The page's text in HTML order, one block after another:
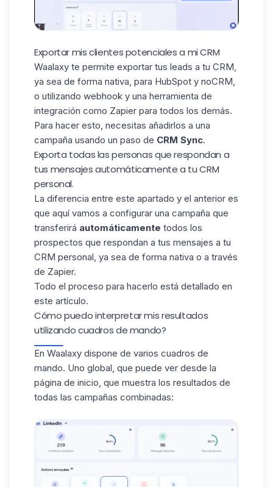
Exportar mis clientes potenciales a mi CRM
Waalaxy te permite exportar tus leads a tu CRM,
ya sea de forma nativa, para HubSpot y noCRM,
o utilizando webhook y una herramienta de
integración como Zapier para todos los demás.
Para hacer esto, necesitas añadirlos a una
campaña usando un paso de CRM Sync.
Exporta todas las personas que respondan a
tus mensajes automáticamente a tu CRM
personal.
La diferencia entre este apartado y el anterior es
que aquí vamos a configurar una campaña que
transferirá automáticamente todos los
prospectos que respondan a tus mensajes a tu
CRM personal, ya sea de forma nativa o a través
de Zapier.
Todo el proceso para hacerlo está detallado en
este artículo.
Cómo puedo interpretar mis resultados
utilizando cuadros de mando?
En Waalaxy dispone de varios cuadros de
mando. Uno global, que puede ver desde la
página de inicio, que muestra los resultados de
todas las campañas combinadas: